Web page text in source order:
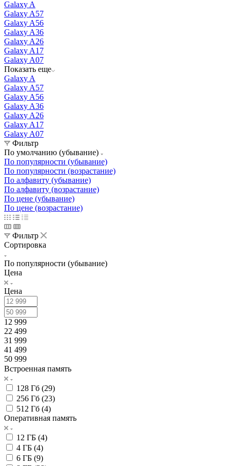
Galaxy A
Galaxy A57
Galaxy A56
Galaxy A36
Galaxy A26
Galaxy A17
Galaxy A07
Показать еще
Galaxy A
Galaxy A57
Galaxy A56
Galaxy A36
Galaxy A26
Galaxy A17
Galaxy A07
Фильтр
По умолчанию (убывание)
По популярности (убывание)
По популярности (возрастание)
По алфавиту (убывание)
По алфавиту (возрастание)
По цене (убывание)
По цене (возрастание)
Фильтр
Сортировка
По популярности (убывание)
Цена
Цена
12 999
22 499
31 999
41 499
50 999
Встроенная память
128 Гб (29)
256 Гб (23)
512 Гб (4)
Оперативная память
12 ГБ (4)
4 ГБ (4)
6 ГБ (9)